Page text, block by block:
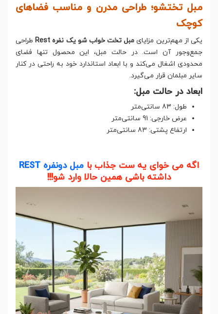
مبل تختشو؛ طراحی مدرن و مناسب فضاهای
کوچک
یکی از مهم‌ترین مزایای مبل تخت خواب شو یک نفره Rest
طراحی
جمع‌وجور آن است. در حالت مبل، این محصول تنها فضای
محدودی اشغال می‌کند و با ابعاد استاندارد خود به راحتی در کنار
سایر مبلمان قرار می‌گیرد.
ابعاد در حالت مبل:
طول: 83 سانتی‌متر
عرض خارجی: 91 سانتی‌متر
ارتفاع پشتی: 83 سانتی‌متر
اگه می خوای یه ست جذاب با مبل دونفره REST
داشته باشی همین حالا وارد شو!!!